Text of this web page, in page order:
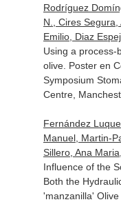
Rodríguez
N., Cires
Emilio, Diaz
Using a process-
olive. Poster en
Symposium
Centre,
Fernández
Manuel, Martin-
Sillero, Ana
Influence of the
Both the
'manzanilla'